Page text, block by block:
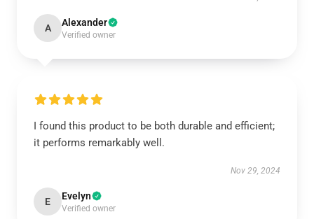
A Alexander
Verified owner
I found this product to be both durable and efficient;
it performs remarkably well.
Nov 29, 2024
E Evelyn
Verified owner